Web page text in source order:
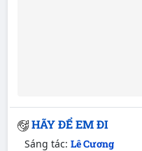
HÃY ĐỂ EM ĐI
Sáng tác: Lê Cương